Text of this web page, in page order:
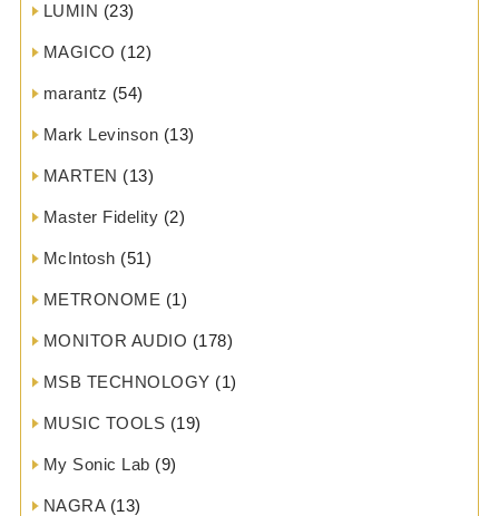
LUMIN (23)
MAGICO (12)
marantz (54)
Mark Levinson (13)
MARTEN (13)
Master Fidelity (2)
McIntosh (51)
METRONOME (1)
MONITOR AUDIO (178)
MSB TECHNOLOGY (1)
MUSIC TOOLS (19)
My Sonic Lab (9)
NAGRA(13)